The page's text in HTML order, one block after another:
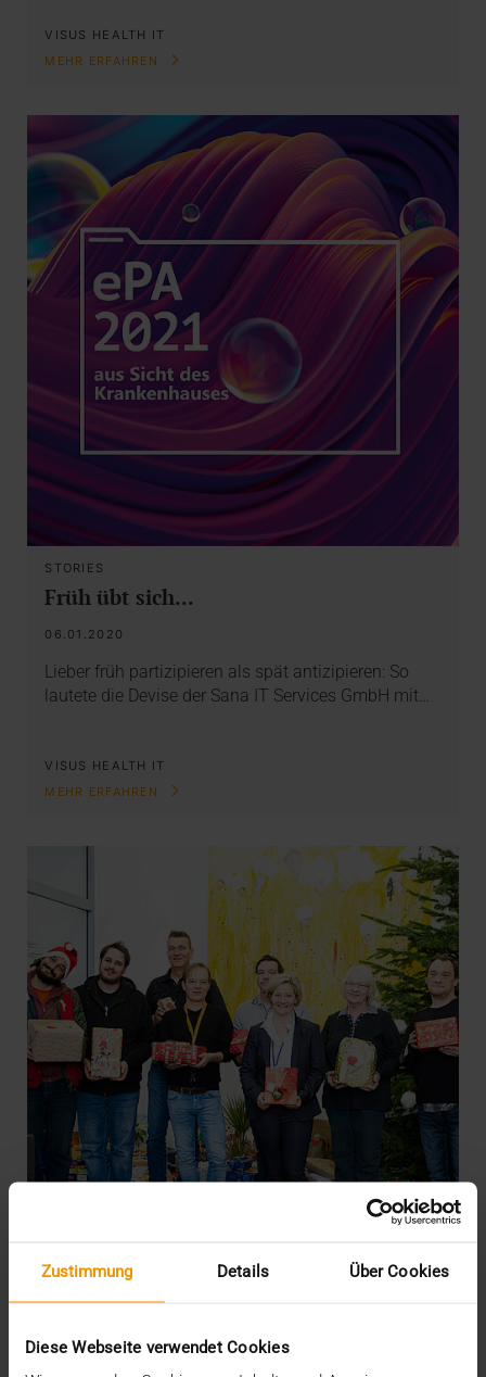
Zustimmung Details Über Cookies
Diese Webseite verwendet Cookies
VISUS HEALTH IT
MEHR ERFAHREN
STORIES
Früh übt sich...
06.01.2020
Lieber früh partizipieren als spät antizipieren: So
lautete die Devise der Sana IT Services GmbH mit…
VISUS HEALTH IT
MEHR ERFAHREN
CSR·INTERN